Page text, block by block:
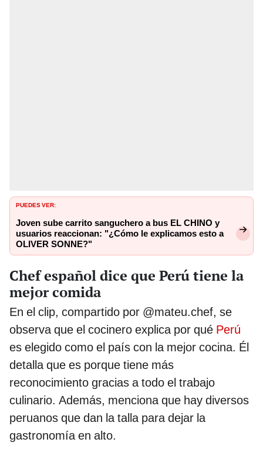
PUEDES VER:
Joven sube carrito sanguchero a bus EL CHINO y
usuarios reaccionan: "¿Cómo le explicamos esto a
OLIVER SONNE?"
Chef español dice que Perú tiene la
mejor comida
En el clip, compartido por @mateu.chef, se
observa que el cocinero explica por qué Perú
es elegido como el país con la mejor cocina. Él
detalla que es porque tiene más
reconocimiento gracias a todo el trabajo
culinario. Además, menciona que hay diversos
peruanos que dan la talla para dejar la
gastronomía en alto.